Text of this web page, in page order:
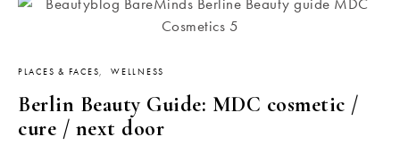
PLACES & FACES WELLNESS
Berlin Beauty Guide: MDC cosmetic /
cure / next door